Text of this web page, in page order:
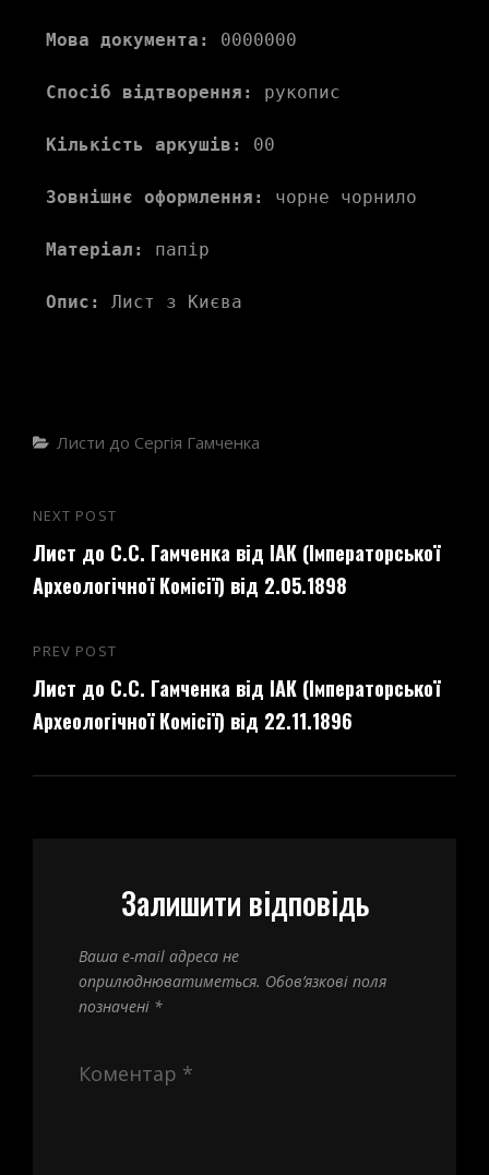
Мова документа: 0000000
Спосіб відтворення: рукопис
Кількість аркушів: 00
Зовнішнє оформлення: чорне чорнило
Матеріал: папір
Опис: Лист з Києва
Categories
Листи до Сергія Гамченка
Навігація
записів
Previous
Post
PREV POST
Лист до С.С. Гамченка від ІАК (Імператорської
Археологічної Комісії) від 22.11.1896
Next
Post
NEXT POST
Лист до С.С. Гамченка від ІАК (Імператорської
Археологічної Комісії) від 2.05.1898
Залишити відповідь
Ваша e-mail адреса не
оприлюднюватиметься. Обов’язкові поля
позначені *
Коментар *